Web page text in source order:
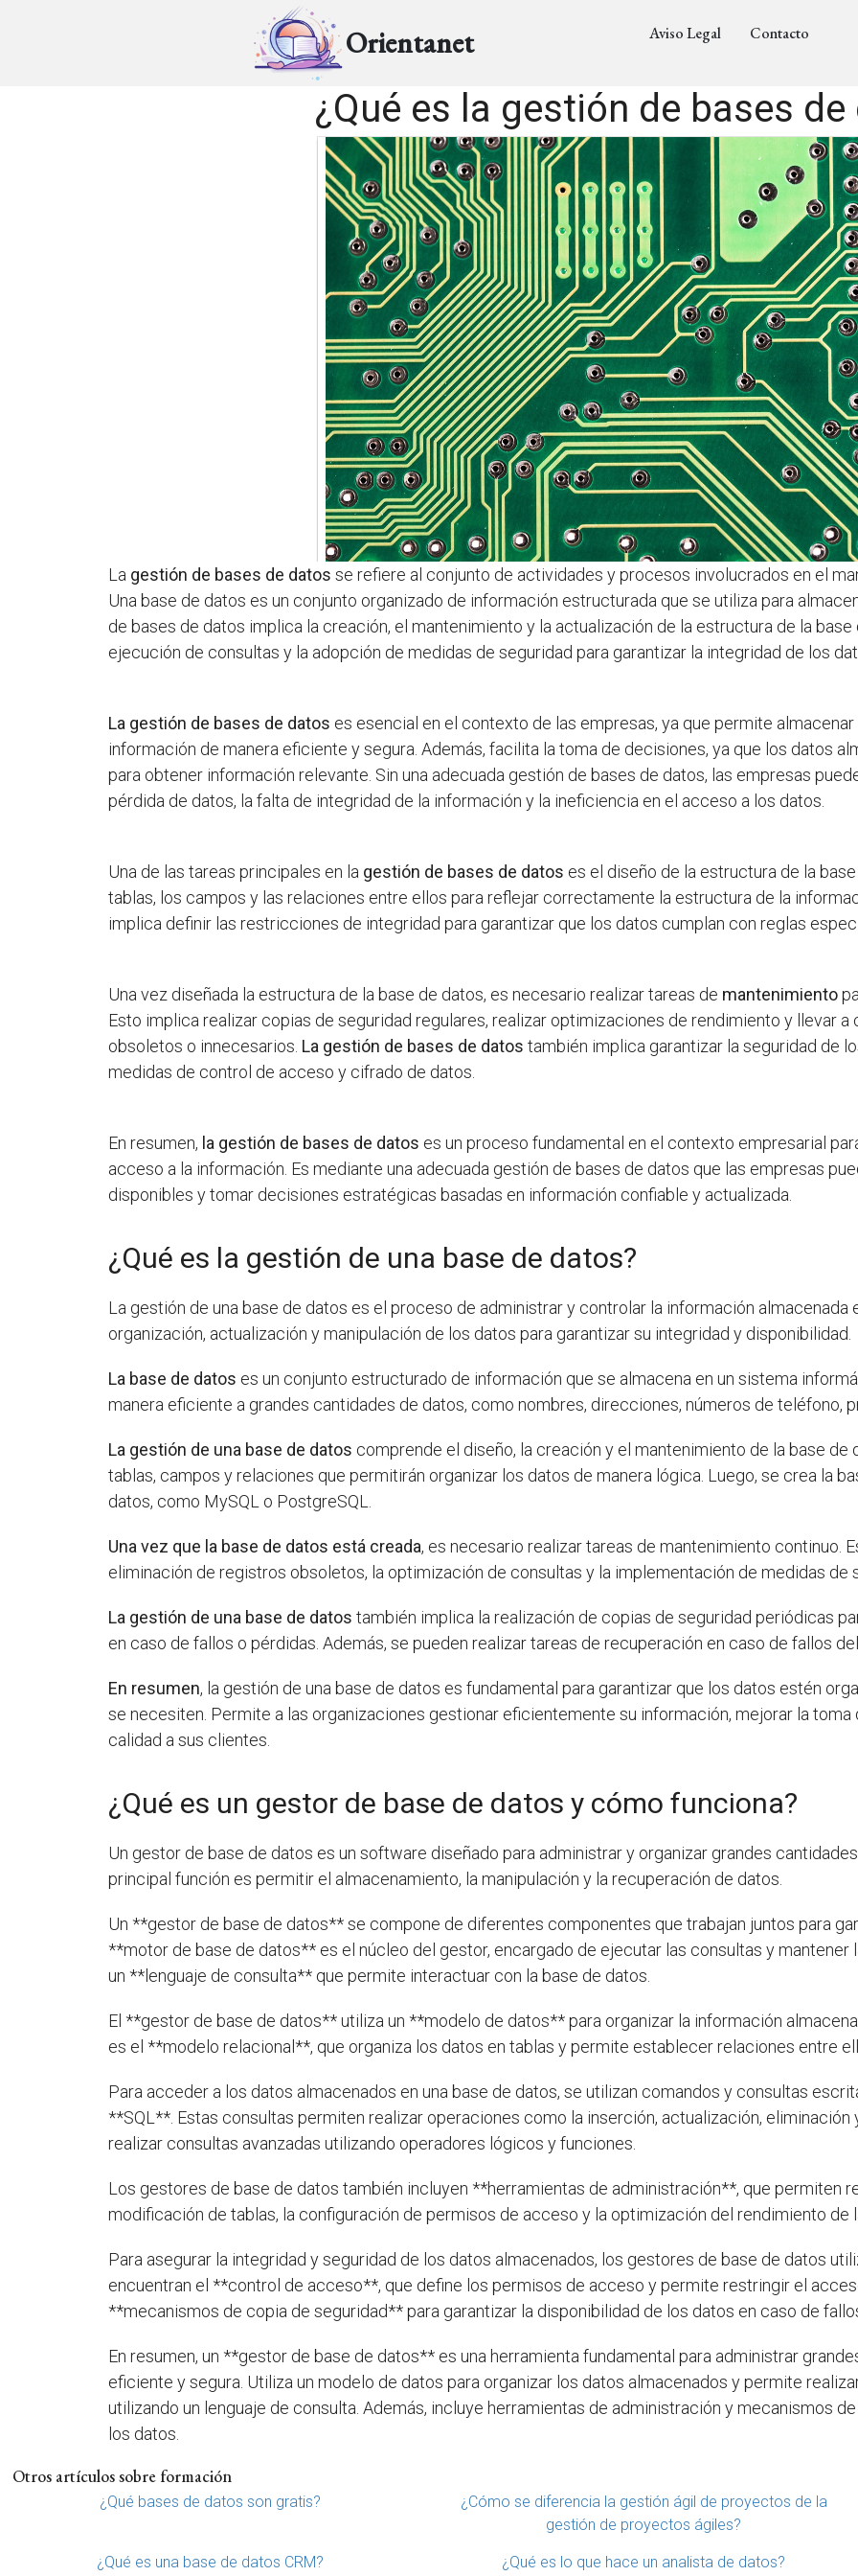
Orientanet Aviso Legal Contacto
¿Qué es la gestión de bases
La gestión de bases de datos se refiere al conjunto de actividades y procesos involucrados en el
Una base de datos es un conjunto organizado de información estructurada que se utiliza para
de bases de datos implica la creación, el mantenimiento y la actualización de la estructura de la
ejecución de consultas y la adopción de medidas de seguridad para garantizar la integridad de los
La gestión de bases de datos es esencial en el contexto de las empresas, ya que permite
información de manera eficiente y segura. Además, facilita la toma de decisiones, ya que los datos
para obtener información relevante. Sin una adecuada gestión de bases de datos, las empresas
pérdida de datos, la falta de integridad de la información y la ineficiencia en el acceso a los datos.
Una de las tareas principales en la gestión de bases de datos es el diseño de la estructura de la
tablas, los campos y las relaciones entre ellos para reflejar correctamente la estructura de la
implica definir las restricciones de integridad para garantizar que los datos cumplan con reglas
Una vez diseñada la estructura de la base de datos, es necesario realizar tareas de mantenimiento
Esto implica realizar copias de seguridad regulares, realizar optimizaciones de rendimiento y llevar
obsoletos o innecesarios. La gestión de bases de datos también implica garantizar la seguridad de
medidas de control de acceso y cifrado de datos.
En resumen, la gestión de bases de datos es un proceso fundamental en el contexto empresarial
acceso a la información. Es mediante una adecuada gestión de bases de datos que las empresas
disponibles y tomar decisiones estratégicas basadas en información confiable y actualizada.
¿Qué es la gestión de una base de datos?
La gestión de una base de datos es el proceso de administrar y controlar la información almacenada
organización, actualización y manipulación de los datos para garantizar su integridad y disponibilidad.
La base de datos es un conjunto estructurado de información que se almacena en un sistema
manera eficiente a grandes cantidades de datos, como nombres, direcciones, números de teléfono,
La gestión de una base de datos comprende el diseño, la creación y el mantenimiento de la base de
tablas, campos y relaciones que permitirán organizar los datos de manera lógica. Luego, se crea la
datos, como MySQL o PostgreSQL.
Una vez que la base de datos está creada, es necesario realizar tareas de mantenimiento continuo.
eliminación de registros obsoletos, la optimización de consultas y la implementación de medidas de
La gestión de una base de datos también implica la realización de copias de seguridad periódicas
en caso de fallos o pérdidas. Además, se pueden realizar tareas de recuperación en caso de fallos
En resumen, la gestión de una base de datos es fundamental para garantizar que los datos estén
se necesiten. Permite a las organizaciones gestionar eficientemente su información, mejorar la
calidad a sus clientes.
¿Qué es un gestor de base de datos y cómo funciona?
Un gestor de base de datos es un software diseñado para administrar y organizar grandes
principal función es permitir el almacenamiento, la manipulación y la recuperación de datos.
Un **gestor de base de datos** se compone de diferentes componentes que trabajan juntos para
**motor de base de datos** es el núcleo del gestor, encargado de ejecutar las consultas y mantener
un **lenguaje de consulta** que permite interactuar con la base de datos.
El **gestor de base de datos** utiliza un **modelo de datos** para organizar la información
es el **modelo relacional**, que organiza los datos en tablas y permite establecer relaciones entre
Para acceder a los datos almacenados en una base de datos, se utilizan comandos y consultas
**SQL**. Estas consultas permiten realizar operaciones como la inserción, actualización,
realizar consultas avanzadas utilizando operadores lógicos y funciones.
Los gestores de base de datos también incluyen **herramientas de administración**, que permiten
modificación de tablas, la configuración de permisos de acceso y la optimización del rendimiento de
Para asegurar la integridad y seguridad de los datos almacenados, los gestores de base de datos
encuentran el **control de acceso**, que define los permisos de acceso y permite restringir el
**mecanismos de copia de seguridad** para garantizar la disponibilidad de los datos en caso de
En resumen, un **gestor de base de datos** es una herramienta fundamental para administrar
eficiente y segura. Utiliza un modelo de datos para organizar los datos almacenados y permite
utilizando un lenguaje de consulta. Además, incluye herramientas de administración y mecanismos
los datos.
Otros artículos sobre formación
¿Qué bases de datos son gratis?
¿Cómo se diferencia la gestión ágil de proyectos de la
gestión de proyectos ágiles?
¿Qué es una base de datos CRM? ¿Qué es lo que hace un analista de datos?